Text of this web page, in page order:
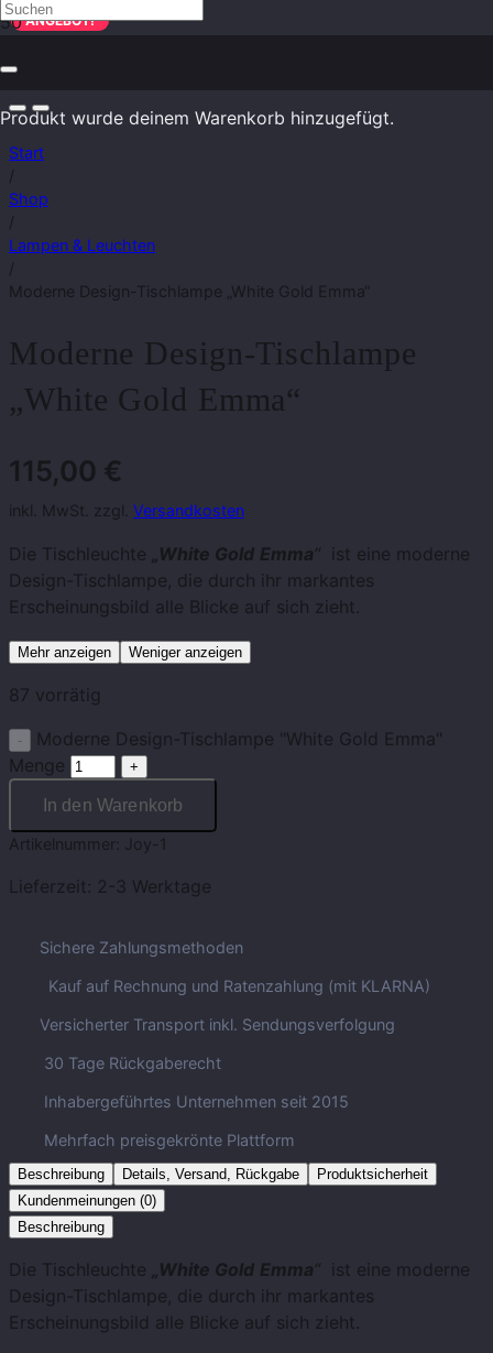
Produkt wurde deinem Warenkorb hinzugefügt.
Start
/
Shop
/
Lampen & Leuchten
/
Moderne Design-Tischlampe „White Gold Emma“
Moderne Design-Tischlampe
„White Gold Emma“
115,00 €
inkl. MwSt. zzgl. Versandkosten
Die Tischleuchte „White Gold Emma“
ist eine moderne
Design-Tischlampe, die durch ihr markantes
Erscheinungsbild alle Blicke auf sich zieht.
Mehr anzeigen Weniger anzeigen
87 vorrätig
Moderne Design-Tischlampe "White Gold Emma"
Menge
In den Warenkorb
Artikelnummer: Joy-1
Lieferzeit: 2-3 Werktage
Sichere Zahlungsmethoden
Kauf auf Rechnung und Ratenzahlung (mit KLARNA)
Versicherter Transport inkl. Sendungsverfolgung
30 Tage Rückgaberecht
Inhabergeführtes Unternehmen seit 2015
Mehrfach preisgekrönte Plattform
Beschreibung Details, Versand, Rückgabe
Produktsicherheit
Kundenmeinungen (0)
Beschreibung
Die Tischleuchte „White Gold Emma“
ist eine moderne
Design-Tischlampe, die durch ihr markantes
Erscheinungsbild alle Blicke auf sich zieht.
ANGEBOT!